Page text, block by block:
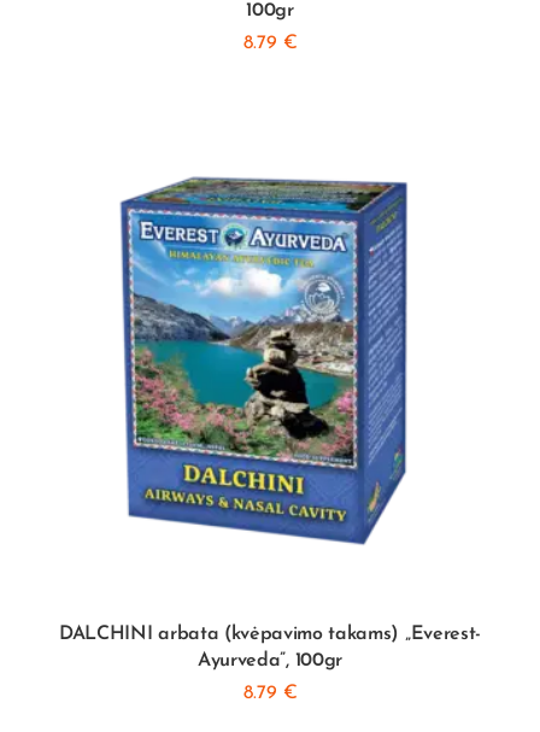
100gr
8.79 €
DALCHINI arbata (kvėpavimo takams) „Everest-
Ayurveda”, 100gr
8.79 €